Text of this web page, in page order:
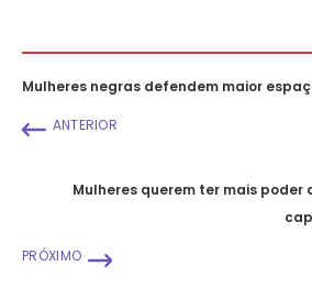
Mulheres negras defendem maior
ANTERIOR
Mulheres querem ter mais poder
PRÓXIMO